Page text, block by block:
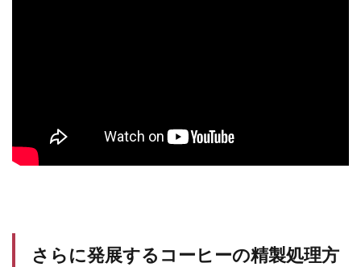
さらに発展するコーヒーの精製処理方